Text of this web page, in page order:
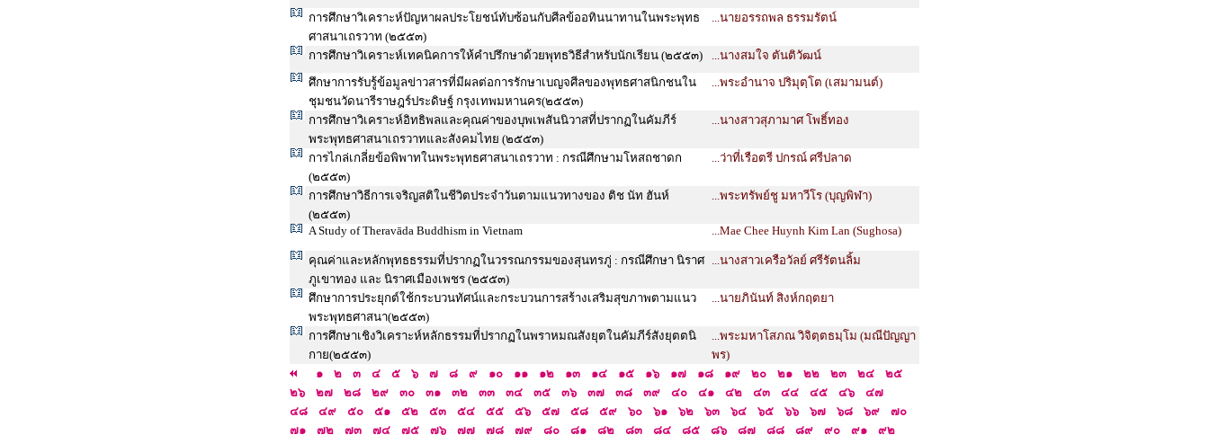
การศึกษาวิเคราะห์ปัญหาผลประโยชน์ทับซ้อนกับศีลข้ออทินนาทานในพระพุทธ
ศาสนาเถรวาท (๒๕๕๓)
...นายอรรถพล ธรรมรัตน์
การศึกษาวิเคราะห์เทคนิคการให้คำปรึกษาด้วยพุทธวิธีสำหรับนักเรียน (๒๕๕๓)
...นางสมใจ ตันติวัฒน์
ศึกษาการรับรู้ข้อมูลข่าวสารที่มีผลต่อการรักษาเบญจศีลของพุทธศาสนิกชนใน
ชุมชนวัดนารีราษฎร์ประดิษฐ์ กรุงเทพมหานคร(๒๕๕๓)
...พระอำนาจ ปริมุตฺโต (เสมามนต์)
การศึกษาวิเคราะห์อิทธิพลและคุณค่าของบุพเพสันนิวาสที่ปรากฏในคัมภีร์
พระพุทธศาสนาเถรวาทและสังคมไทย (๒๕๕๓)
...นางสาวสุภามาศ โพธิ์ทอง
การไกล่เกลี่ยข้อพิพาทในพระพุทธศาสนาเถรวาท : กรณีศึกษามโหสถชาดก
(๒๕๕๓)
...ว่าที่เรือตรี ปกรณ์ ศรีปลาด
การศึกษาวิธีการเจริญสติในชีวิตประจำวันตามแนวทางของ ติช นัท ฮันห์
(๒๕๕๓)
...พระทรัพย์ชู มหาวีโร (บุญพิฬา)
A Study of Theravāda Buddhism in Vietnam ...Mae Chee Huynh Kim Lan (Sughosa)
คุณค่าและหลักพุทธธรรมที่ปรากฏในวรรณกรรมของสุนทรภู่ : กรณีศึกษา นิราศ
ภูเขาทอง และ นิราศเมืองเพชร (๒๕๕๓)
...นางสาวเครือวัลย์ ศรีรัตนลิ้ม
ศึกษาการประยุกต์ใช้กระบวนทัศน์และกระบวนการสร้างเสริมสุขภาพตามแนว
พระพุทธศาสนา(๒๕๕๓)
...นายภินันท์ สิงห์กฤตยา
การศึกษาเชิงวิเคราะห์หลักธรรมที่ปรากฏในพราหมณสังยุตในคัมภีร์สังยุตตนิ
กาย(๒๕๕๓)
...พระมหาโสภณ วิจิตฺตธมฺโม (มณีปัญญา
พร)
๑
๒ ๓ ๔ ๕ ๖ ๗ ๘ ๙ ๑๐ ๑๑ ๑๒ ๑๓ ๑๔ ๑๕ ๑๖ ๑๗ ๑๘ ๑๙ ๒๐ ๒๑ ๒๒ ๒๓ ๒๔
๒๕
๒๖
๒๗ ๒๘ ๒๙ ๓๐ ๓๑ ๓๒ ๓๓ ๓๔ ๓๕ ๓๖ ๓๗ ๓๘ ๓๙ ๔๐ ๔๑ ๔๒ ๔๓ ๔๔ ๔๕ ๔๖
๔๗
๔๘
๔๙ ๕๐ ๕๑ ๕๒ ๕๓ ๕๔ ๕๕ ๕๖ ๕๗ ๕๘ ๕๙ ๖๐ ๖๑ ๖๒ ๖๓ ๖๔ ๖๕ ๖๖ ๖๗ ๖๘ ๖๙
๗๐
๗๑
๗๒ ๗๓ ๗๔ ๗๕ ๗๖ ๗๗ ๗๘ ๗๙ ๘๐ ๘๑ ๘๒ ๘๓ ๘๔ ๘๕ ๘๖ ๘๗ ๘๘ ๘๙ ๙๐ ๙๑ ๙๒